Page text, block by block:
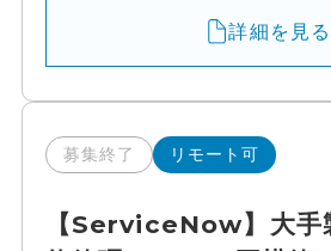
詳細を見る
募集終了 リモート可
【ServiceNow】大手